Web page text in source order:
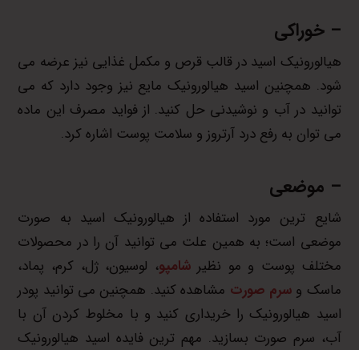
– خوراکی
هیالورونیک اسید در قالب قرص و مکمل غذایی نیز عرضه می
شود. همچنین اسید هیالورونیک مایع نیز وجود دارد که می
توانید در آب و نوشیدنی حل کنید. از فواید مصرف این ماده
می توان به رفع درد آرتروز و سلامت پوست اشاره کرد.
– موضعی
شایع ترین مورد استفاده از هیالورونیک اسید به صورت
موضعی است؛ به همین علت می توانید آن را در محصولات
مختلف پوست و مو نظیرشامپو، لوسیون، ژل، کرم، پماد،
ماسک وسرم صورت مشاهده کنید. همچنین می توانید پودر
اسید هیالورونیک را خریداری کنید و با مخلوط کردن آن با
آب، سرم صورت بسازید. مهم ترین فایده اسید هیالورونیک